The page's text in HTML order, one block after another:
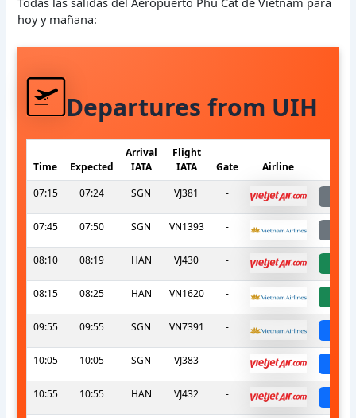
hoy y mañana:
Departures from UIH
Time Expected
Arrival
IATA
Flight
IATA
Gate Airline
07:15
07:24 SGN VJ381 -
07:45 07:50 SGN VN1393 -
08:10 08:19 HAN VJ430 -
08:15 08:25 HAN VN1620 -
09:55 09:55 SGN VN7391 -
10:05 10:05 SGN VJ383 -
10:55 10:55 HAN VJ432 -